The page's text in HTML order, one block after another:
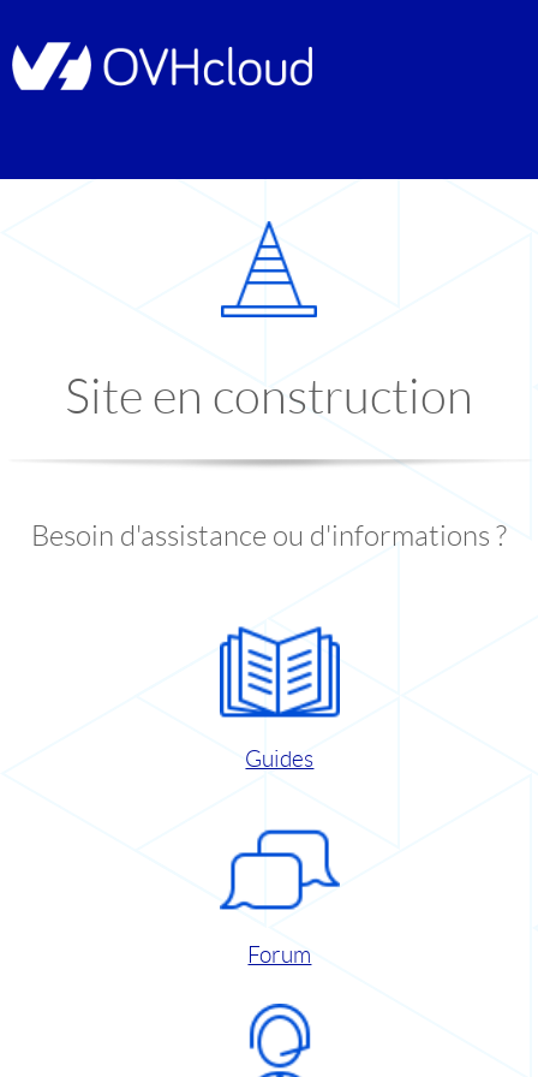
Site en construction
Besoin d'assistance ou d'informations ?
Guides
Forum